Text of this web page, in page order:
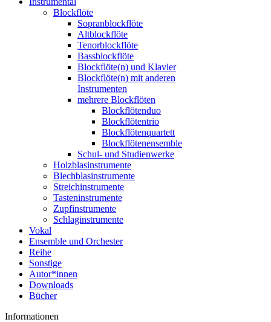
Blockflöte
Sopranblockflöte
Altblockflöte
Tenorblockflöte
Bassblockflöte
Blockflöte(n) und Klavier
Blockflöte(n) mit anderen
Instrumenten
mehrere Blockflöten
Blockflötenduo
Blockflötentrio
Blockflötenquartett
Blockflötenensemble
Schul- und Studienwerke
Holzblasinstrumente
Blechblasinstrumente
Streichinstrumente
Tasteninstrumente
Zupfinstrumente
Schlaginstrumente
Vokal
Ensemble und Orchester
Reihe
Sonstige
Autor*innen
Downloads
Bücher
Informationen